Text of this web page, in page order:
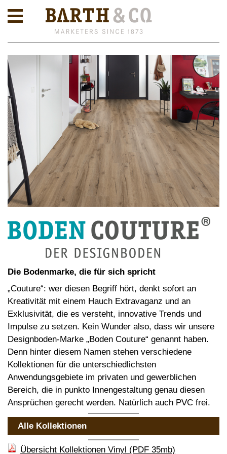
Die Bodenmarke, die für sich spricht
„Couture“: wer diesen Begriff hört, denkt sofort an
Kreativität mit einem Hauch Extravaganz und an
Exklusivität, die es versteht, innovative Trends und
Impulse zu setzen. Kein Wunder also, dass wir unsere
Designboden-Marke „Boden Couture“ genannt haben.
Denn hinter diesem Namen stehen verschiedene
Kollektionen für die unterschiedlichsten
Anwendungsgebiete im privaten und gewerblichen
Bereich, die in punkto Innengestaltung genau diesen
Ansprüchen gerecht werden. Natürlich auch PVC frei.
Alle Kollektionen
Übersicht Kollektionen Vinyl (PDF 35mb)